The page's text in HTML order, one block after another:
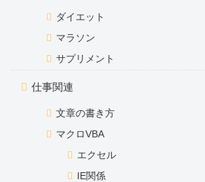
ダイエット
マラソン
サプリメント
仕事関連
文章の書き方
マクロVBA
エクセル
IE関係